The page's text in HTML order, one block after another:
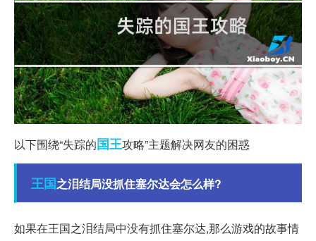
以下围绕“失踪的国王攻略”主题解决网友的困惑
王国之泪结局没抓住塞尔达会怎么样?
如果在王国之泪结局中没有抓住塞尔达,那么游戏的故事情